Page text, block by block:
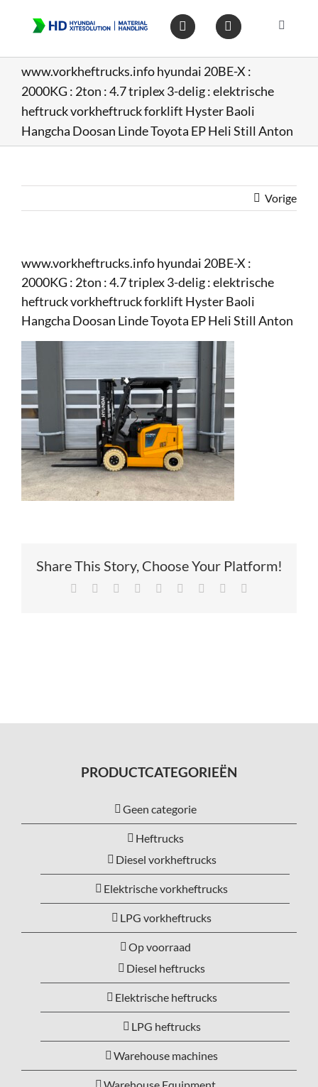
inhoud
Toggle
Op
www.vorkheftrucks.info hyundai 20BE-X :
2000KG : 2ton : 4.7 triplex 3-delig : elektrische
heftruck vorkheftruck forklift Hyster Baoli
Hangcha Doosan Linde Toyota EP Heli Still Anton
Vorige
www.vorkheftrucks.info hyundai 20BE-X :
2000KG : 2ton : 4.7 triplex 3-delig : elektrische
heftruck vorkheftruck forklift Hyster Baoli
Hangcha Doosan Linde Toyota EP Heli Still Anton
Share This Story, Choose Your Platform!
Facebook Reddit LinkedIn
TumblrPinterest Xing
PRODUCTCATEGORIEËN
Geen categorie
Heftrucks
Diesel vorkheftrucks
Elektrische vorkheftrucks
LPG vorkheftrucks
Op voorraad
Diesel heftrucks
Elektrische heftrucks
LPG heftrucks
Warehouse machines